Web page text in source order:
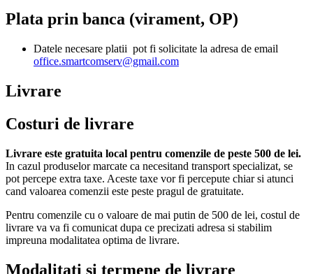
Plata prin banca (virament, OP)
Datele necesare platii pot fi solicitate la adresa de email
office.smartcomserv@gmail.com
Livrare
Costuri de livrare
Livrare este gratuita local pentru comenzile de peste 500 de lei.
In cazul produselor marcate ca necesitand transport specializat, se
pot percepe extra taxe. Aceste taxe vor fi percepute chiar si atunci
cand valoarea comenzii este peste pragul de gratuitate.
Pentru comenzile cu o valoare de mai putin de 500 de lei, costul de
livrare va va fi comunicat dupa ce precizati adresa si stabilim
impreuna modalitatea optima de livrare.
Modalitati si termene de livrare